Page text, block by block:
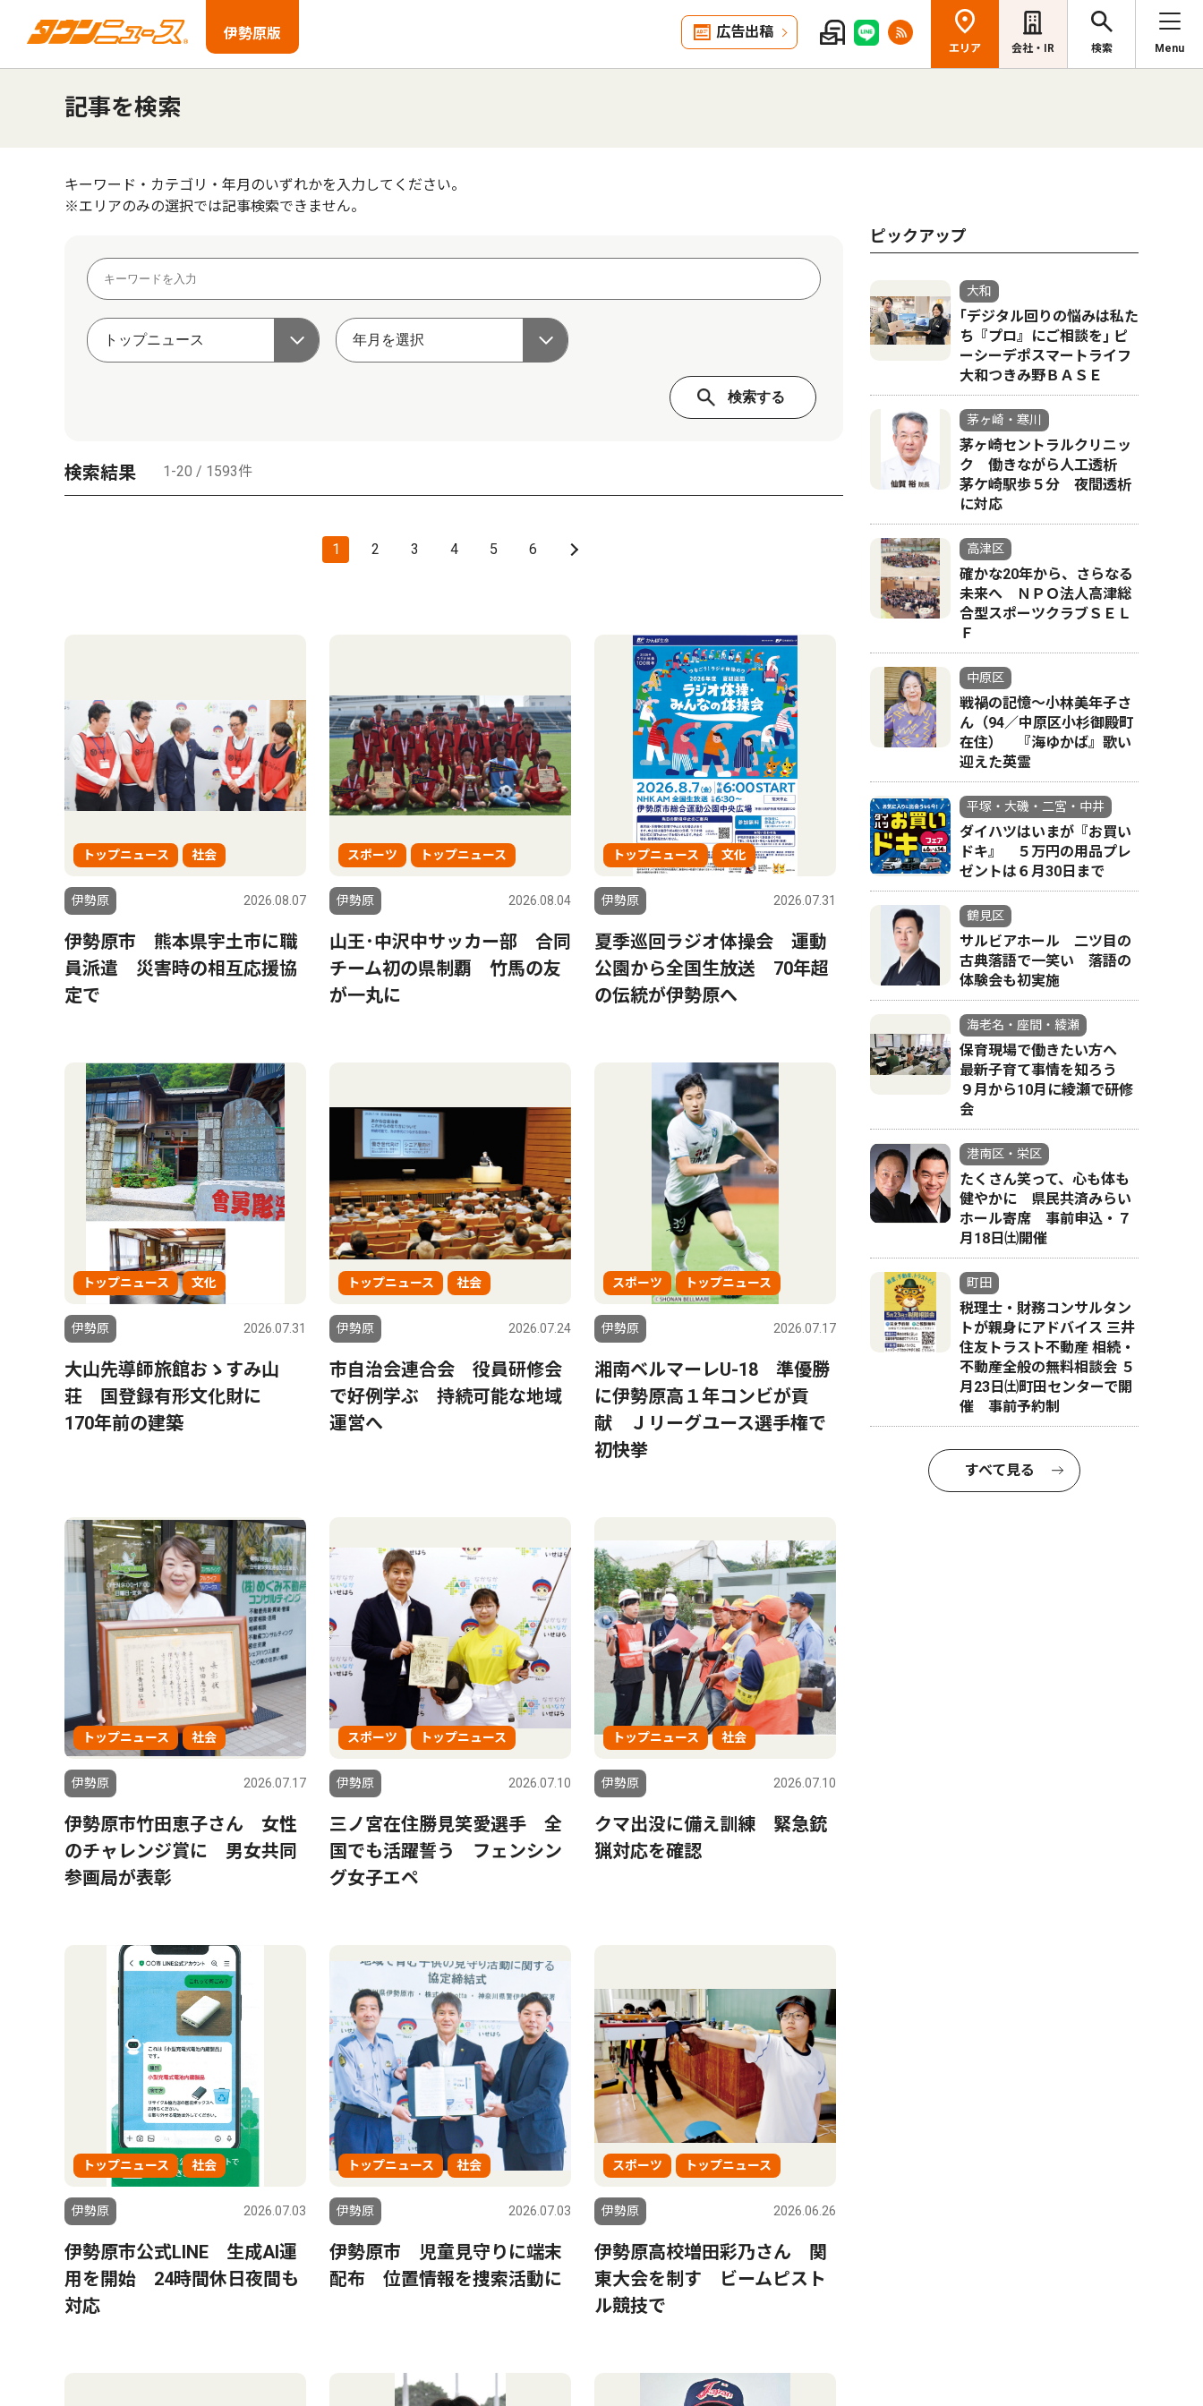
伊勢原版 広告出稿
エリア 会社・IR 検索 Menu
記事を検索
キーワード・カテゴリ・年月のいずれかを入力してください。
※エリアのみの選択では記事検索できません。
検索結果 1-20 / 1593件
1 2 3 4 5 6
トップニュース 社会
伊勢原 2026.08.07
伊勢原市 熊本県宇土市に職
員派遣 災害時の相互応援協
定で
スポーツ トップニュース
伊勢原 2026.08.04
山王･中沢中サッカー部 合同
チーム初の県制覇 竹馬の友
が一丸に
トップニュース 文化
伊勢原 2026.07.31
夏季巡回ラジオ体操会 運動
公園から全国生放送 70年超
の伝統が伊勢原へ
トップニュース 文化
伊勢原 2026.07.31
大山先導師旅館おゝすみ山
荘 国登録有形文化財に
170年前の建築
トップニュース 社会
伊勢原 2026.07.24
市自治会連合会 役員研修会
で好例学ぶ 持続可能な地域
運営へ
スポーツ トップニュース
伊勢原 2026.07.17
湘南ベルマーレU-18 準優勝
に伊勢原高１年コンビが貢
献 Ｊリーグユース選手権で
初快挙
トップニュース 社会
伊勢原 2026.07.17
伊勢原市竹田恵子さん 女性
のチャレンジ賞に 男女共同
参画局が表彰
スポーツ トップニュース
伊勢原 2026.07.10
三ノ宮在住勝見笑愛選手 全
国でも活躍誓う フェンシン
グ女子エペ
トップニュース 社会
伊勢原 2026.07.10
クマ出没に備え訓練 緊急銃
猟対応を確認
トップニュース 社会
伊勢原 2026.07.03
伊勢原市公式LINE 生成AI運
用を開始 24時間休日夜間も
対応
トップニュース 社会
伊勢原 2026.07.03
伊勢原市 児童見守りに端末
配布 位置情報を捜索活動に
スポーツ トップニュース
伊勢原 2026.06.26
伊勢原高校増田彩乃さん 関
東大会を制す ビームピスト
ル競技で
ピックアップ
大和
｢デジタル回りの悩みは私た
ち『プロ』にご相談を｣ ピ
ーシーデポスマートライフ
大和つきみ野ＢＡＳＥ
茅ヶ崎・寒川
茅ヶ崎セントラルクリニッ
ク 働きながら人工透析
茅ケ崎駅歩５分 夜間透析
に対応
高津区
確かな20年から、さらなる
未来へ ＮＰＯ法人高津総
合型スポーツクラブＳＥＬ
Ｆ
中原区
戦禍の記憶〜小林美年子さ
ん（94／中原区小杉御殿町
在住） 『海ゆかば』歌い
迎えた英霊
平塚・大磯・二宮・中井
ダイハツはいまが『お買い
ドキ』 ５万円の用品プレ
ゼントは６月30日まで
鶴見区
サルビアホール 二ツ目の
古典落語で一笑い 落語の
体験会も初実施
海老名・座間・綾瀬
保育現場で働きたい方へ
最新子育て事情を知ろう
９月から10月に綾瀬で研修
会
港南区・栄区
たくさん笑って、心も体も
健やかに 県民共済みらい
ホール寄席 事前申込・７
月18日㈯開催
町田
税理士・財務コンサルタン
トが親身にアドバイス 三井
住友トラスト不動産 相続・
不動産全般の無料相談会 ５
月23日㈯町田センターで開
催 事前予約制
すべて見る